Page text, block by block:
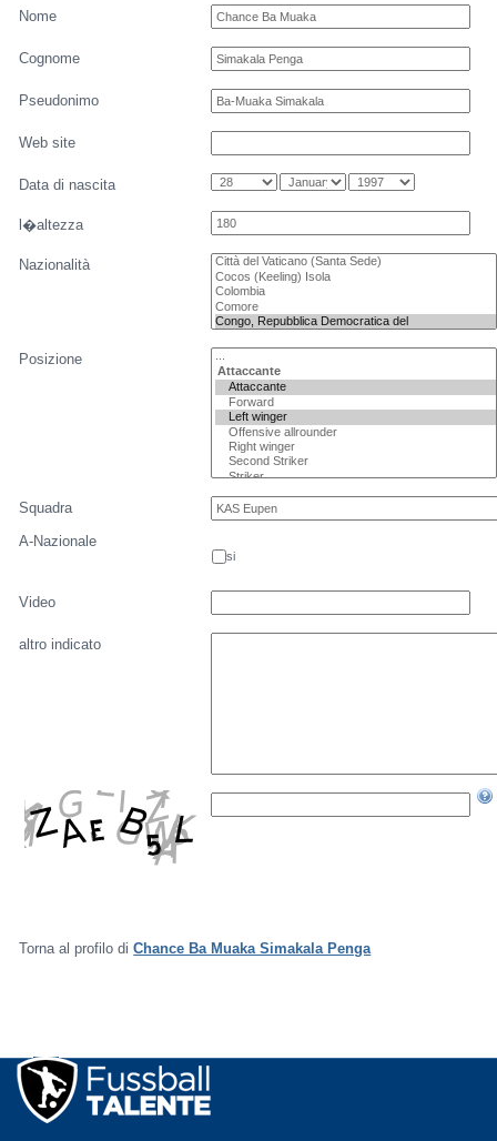
Nome
Cognome
Pseudonimo
Web site
Data di nascita
l�altezza
Nazionalità
Posizione
Squadra
A-Nazionale
si
Video
altro indicato
Torna al profilo di Chance Ba Muaka Simakala Penga